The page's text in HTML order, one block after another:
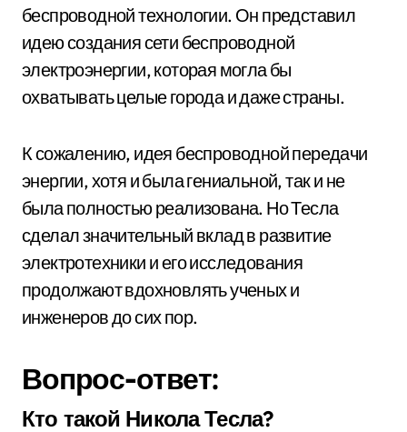
беспроводной технологии. Он представил
идею создания сети беспроводной
электроэнергии, которая могла бы
охватывать целые города и даже страны.
К сожалению, идея беспроводной передачи
энергии, хотя и была гениальной, так и не
была полностью реализована. Но Тесла
сделал значительный вклад в развитие
электротехники и его исследования
продолжают вдохновлять ученых и
инженеров до сих пор.
Вопрос-ответ:
Кто такой Никола Тесла?